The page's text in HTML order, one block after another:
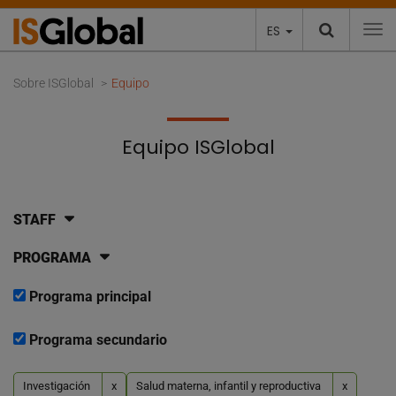
ES
Sobre ISGlobal Equipo
Equipo ISGlobal
STAFF
PROGRAMA
Programa principal
Programa secundario
Investigación x Salud materna, infantil y reproductiva x